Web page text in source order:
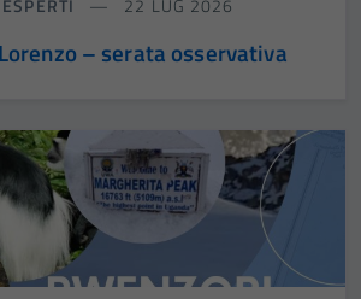
22 LUG 2026
– serata osservativa